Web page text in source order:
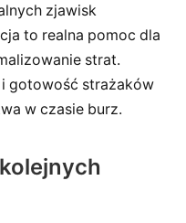
zjawisk
to realna pomoc dla
strat.
i gotowość strażaków
w czasie burz.